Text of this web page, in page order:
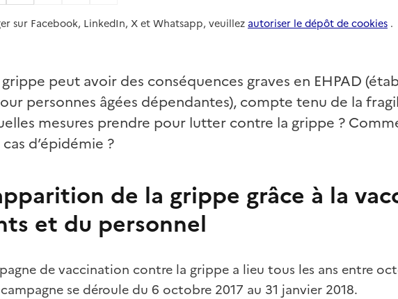
sur Facebook, LinkedIn, X et Whatsapp, veuillez autoriser le dépôt de cookies .
peut avoir des conséquences graves en EHPAD
personnes âgées dépendantes), compte tenu de la
mesures prendre pour lutter contre la grippe ?
d’épidémie ?
de la grippe grâce à la
et du personnel
de vaccination contre la grippe a lieu tous les ans entre
se déroule du 6 octobre 2017 au 31 janvier 2018.